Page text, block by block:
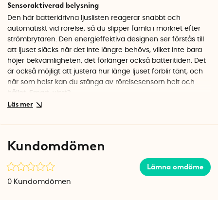
Sensoraktiverad belysning
Den här batteridrivna ljuslisten reagerar snabbt och
automatiskt vid rörelse, så du slipper famla i mörkret efter
strömbrytaren. Den energieffektiva designen ser förstås till
att ljuset släcks när det inte längre behövs, vilket inte bara
höjer bekvämligheten, det förlänger också batteritiden. Det
är också möjligt att justera hur länge ljuset förblir tänt, och
när som helst kan du stänga av rörelsesensorn helt och
hållet. Smart, visst?
placeras precis där du behöver den. Den självhäftande
klisterbaksidan gör installationen bekymmersfri samtidigt
som den böjbara designen gör att ljuslisten smälter in
sömlöst i alla inredningsstilar. Oavsett om du väljer att
Kundomdömen
Lämna omdöme
0 Kundomdömen